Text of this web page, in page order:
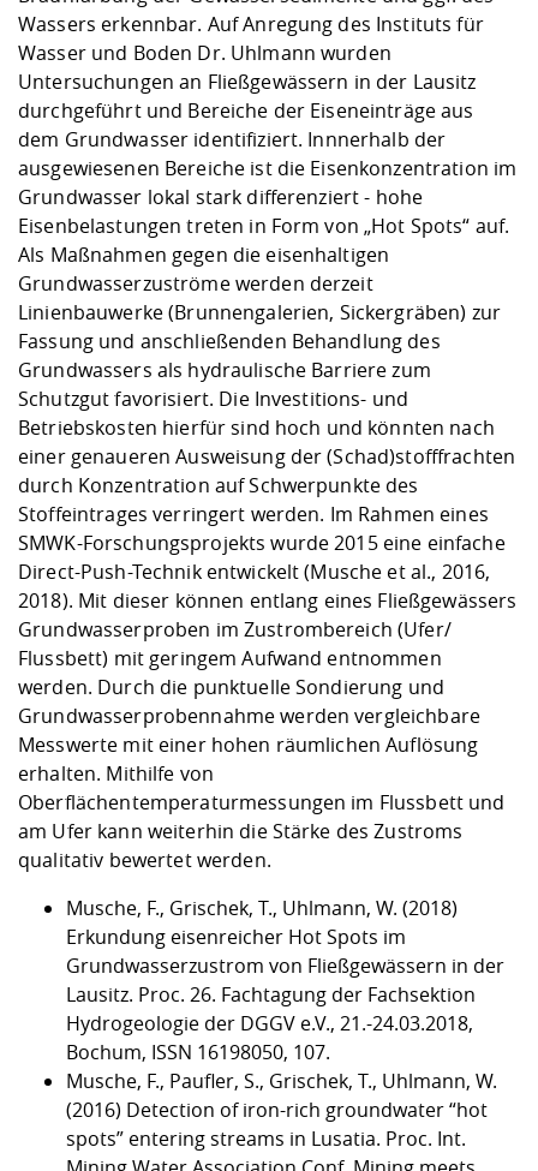
Wassers erkennbar. Auf Anregung des Instituts für
Wasser und Boden Dr. Uhlmann wurden
Untersuchungen an Fließgewässern in der Lausitz
durchgeführt und Bereiche der Eiseneinträge aus
dem Grundwasser identifiziert. Innnerhalb der
ausgewiesenen Bereiche ist die Eisenkonzentration im
Grundwasser lokal stark differenziert - hohe
Eisenbelastungen treten in Form von „Hot Spots“ auf.
Als Maßnahmen gegen die eisenhaltigen
Grundwasserzuströme werden derzeit
Linienbauwerke (Brunnengalerien, Sickergräben) zur
Fassung und anschließenden Behandlung des
Grundwassers als hydraulische Barriere zum
Schutzgut favorisiert. Die Investitions- und
Betriebskosten hierfür sind hoch und könnten nach
einer genaueren Ausweisung der (Schad)stofffrachten
durch Konzentration auf Schwerpunkte des
Stoffeintrages verringert werden. Im Rahmen eines
SMWK-Forschungsprojekts wurde 2015 eine einfache
Direct-Push-Technik entwickelt (Musche et al., 2016,
2018). Mit dieser können entlang eines Fließgewässers
Grundwasserproben im Zustrombereich (Ufer/
Flussbett) mit geringem Aufwand entnommen
werden. Durch die punktuelle Sondierung und
Grundwasserprobennahme werden vergleichbare
Messwerte mit einer hohen räumlichen Auflösung
erhalten. Mithilfe von
Oberflächentemperaturmessungen im Flussbett und
am Ufer kann weiterhin die Stärke des Zustroms
qualitativ bewertet werden.
Musche, F., Grischek, T., Uhlmann, W. (2018)
Erkundung eisenreicher Hot Spots im
Grundwasserzustrom von Fließgewässern in der
Lausitz. Proc. 26. Fachtagung der Fachsektion
Hydrogeologie der DGGV e.V., 21.-24.03.2018,
Bochum, ISSN 16198050, 107.
Musche, F., Paufler, S., Grischek, T., Uhlmann, W.
(2016) Detection of iron-rich groundwater “hot
spots” entering streams in Lusatia. Proc. Int.